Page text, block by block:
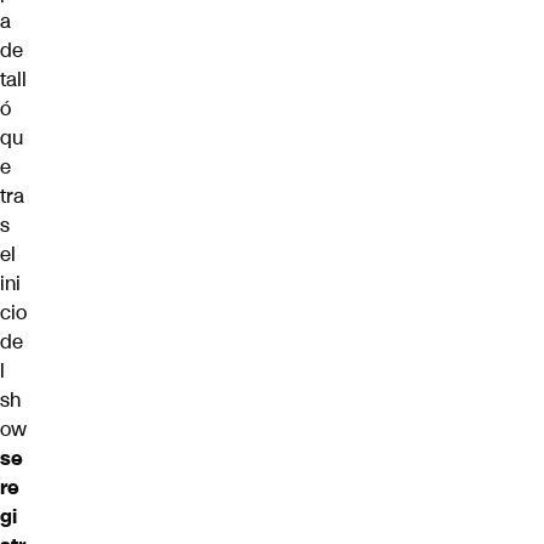
a
de
tall
ó
qu
e
tra
s
el
ini
cio
de
l
sh
ow
se
re
gi